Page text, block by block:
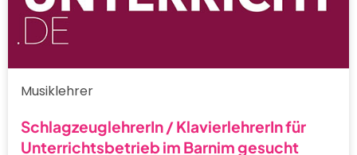
Musiklehrer
SchlagzeuglehrerIn / KlavierlehrerIn für
Unterrichtsbetrieb im Barnim gesucht